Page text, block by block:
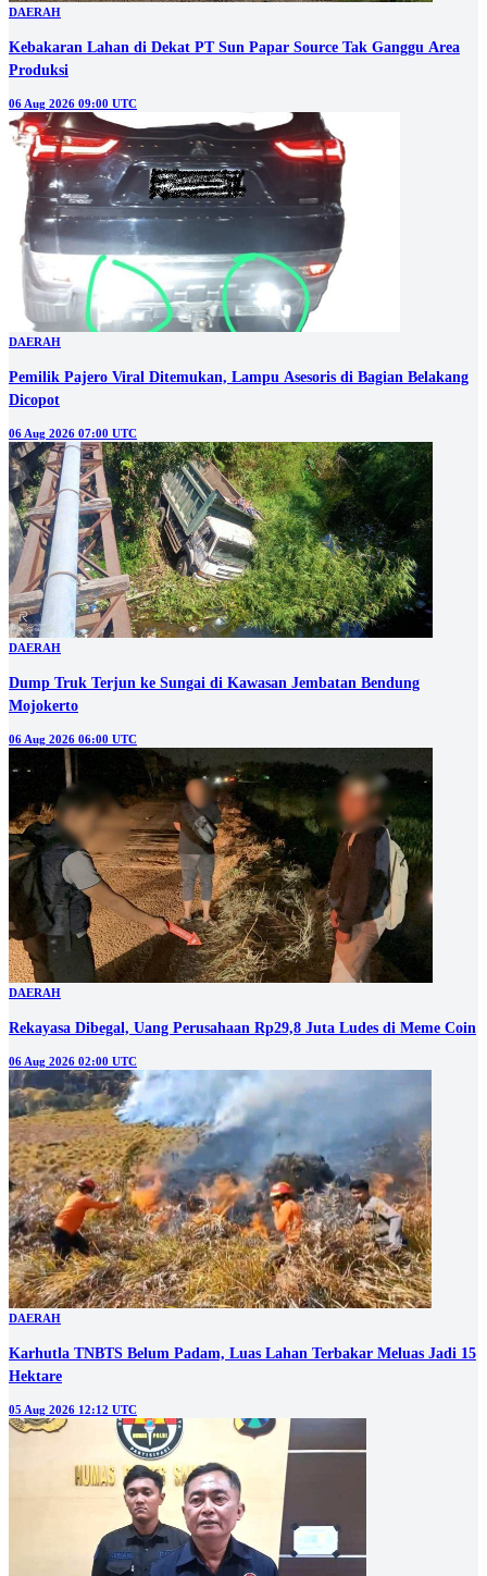
DAERAH
Kebakaran Lahan di Dekat PT Sun Papar Source Tak Ganggu Area
Produksi
06 Aug 2026 09:00 UTC
DAERAH
Pemilik Pajero Viral Ditemukan, Lampu Asesoris di Bagian Belakang
Dicopot
06 Aug 2026 07:00 UTC
DAERAH
Dump Truk Terjun ke Sungai di Kawasan Jembatan Bendung
Mojokerto
06 Aug 2026 06:00 UTC
DAERAH
Rekayasa Dibegal, Uang Perusahaan Rp29,8 Juta Ludes di Meme Coin
06 Aug 2026 02:00 UTC
DAERAH
Karhutla TNBTS Belum Padam, Luas Lahan Terbakar Meluas Jadi 15
Hektare
05 Aug 2026 12:12 UTC